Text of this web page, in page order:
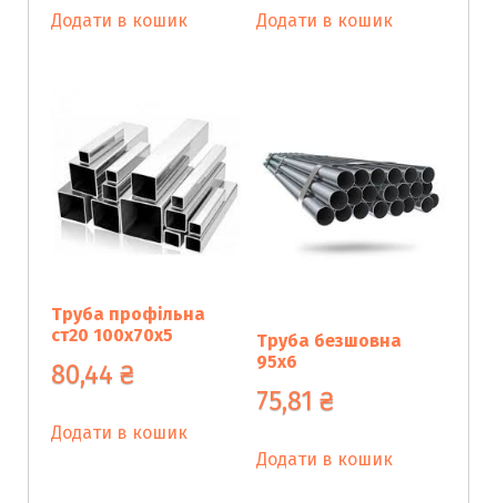
Додати в кошик Додати в кошик
Труба профільна
ст20 100х70х5
80,44 ₴
Додати в кошик
Труба безшовна
95х6
75,81₴
Додати в кошик